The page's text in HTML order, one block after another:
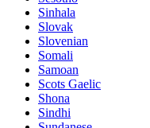
Sinhala
Slovak
Slovenian
Somali
Samoan
Scots Gaelic
Shona
Sindhi